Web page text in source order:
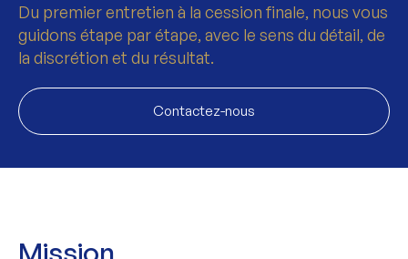
Du premier entretien à la cession finale, nous vous
guidons étape par étape, avec le sens du détail, de
la discrétion et du résultat.
Contactez-nous
Mission